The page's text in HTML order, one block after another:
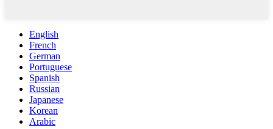
English
French
German
Portuguese
Spanish
Russian
Japanese
Korean
Arabic